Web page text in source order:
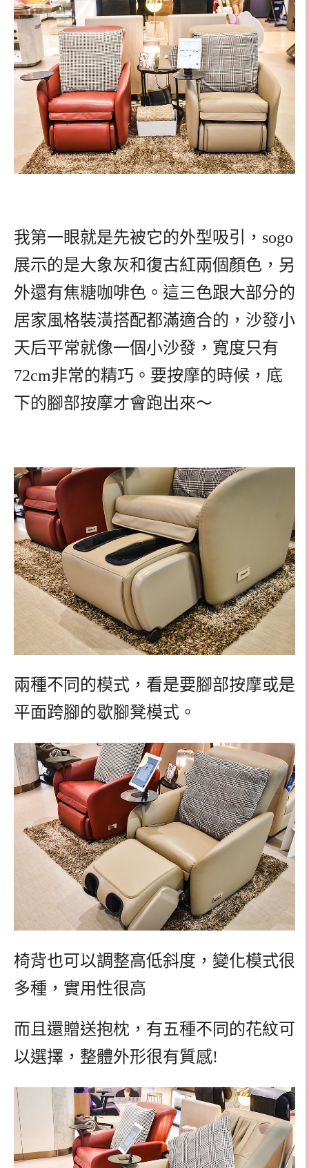
我第一眼就是先被它的外型吸引，sogo
展示的是大象灰和復古紅兩個顏色，另
外還有焦糖咖啡色。這三色跟大部分的
居家風格裝潢搭配都滿適合的，沙發小
天后平常就像一個小沙發，寬度只有
72cm非常的精巧。要按摩的時候，底
下的腳部按摩才會跑出來～
兩種不同的模式，看是要腳部按摩或是
平面跨腳的歇腳凳模式。
椅背也可以調整高低斜度，變化模式很
多種，實用性很高
而且還贈送抱枕，有五種不同的花紋可
以選擇，整體外形很有質感!